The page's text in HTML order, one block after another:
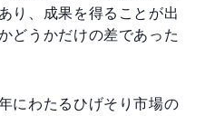
り、成果を得ることが出
どうかだけの差であった
にわたるひげそり市場の